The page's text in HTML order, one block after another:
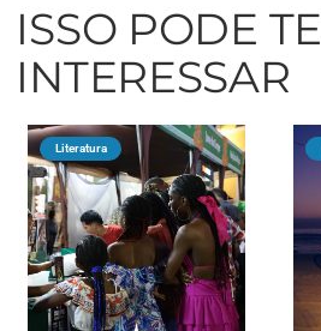
ISSO PODE TE
INTERESSAR
Literatura